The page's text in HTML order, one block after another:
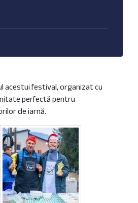
acestui festival, organizat cu
perfectă pentru
de iarnă.